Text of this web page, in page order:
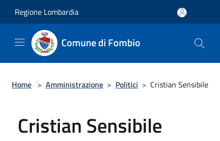
Regione Lombardia
Comune di Fombio
Home > Amministrazione > Politici > Cristian Sensibile
Cristian Sensibile